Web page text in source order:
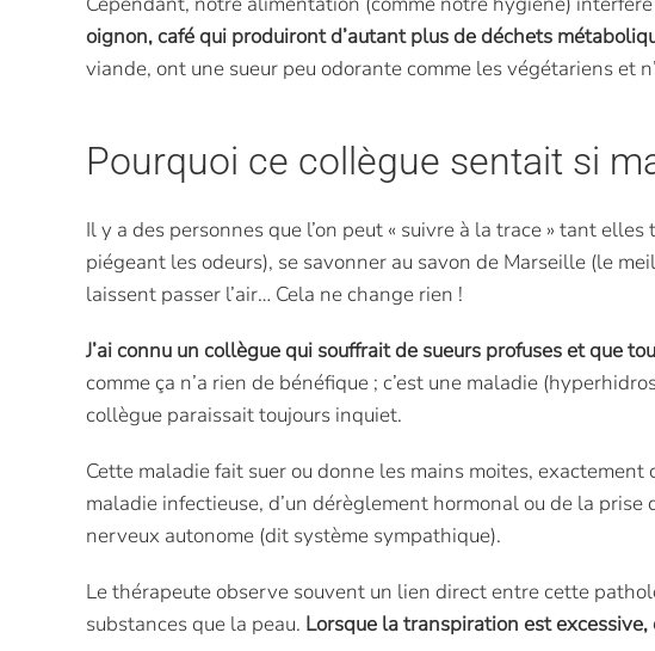
oignon, café qui produiront d’autant plus de déchets
viande, ont une sueur peu odorante comme les végétariens et
Pourquoi ce collègue sentait si
Il y a des personnes que l’on peut « suivre à la trace » tant
piégeant les odeurs), se savonner au savon de Marseille (le
laissent passer l’air… Cela ne change rien !
J’ai connu un collègue qui souffrait de sueurs profuses et que
comme ça n’a rien de bénéfique ; c’est une maladie
collègue paraissait toujours inquiet.
Cette maladie fait suer ou donne les mains moites, exactement
maladie infectieuse, d’un dérèglement hormonal ou de la
nerveux autonome (dit système sympathique).
Le thérapeute observe souvent un lien direct entre cette
substances que la peau. Lorsque la transpiration est